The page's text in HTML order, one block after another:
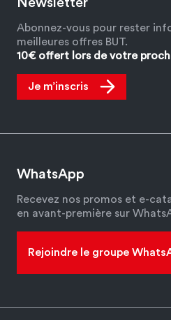
Abonnez-vous pour rester
meilleures offres BUT.
10€ offert lors de votre
Je m’inscris
WhatsApp
Recevez nos promos et e-
en avant-première sur
Rejoindre le groupe